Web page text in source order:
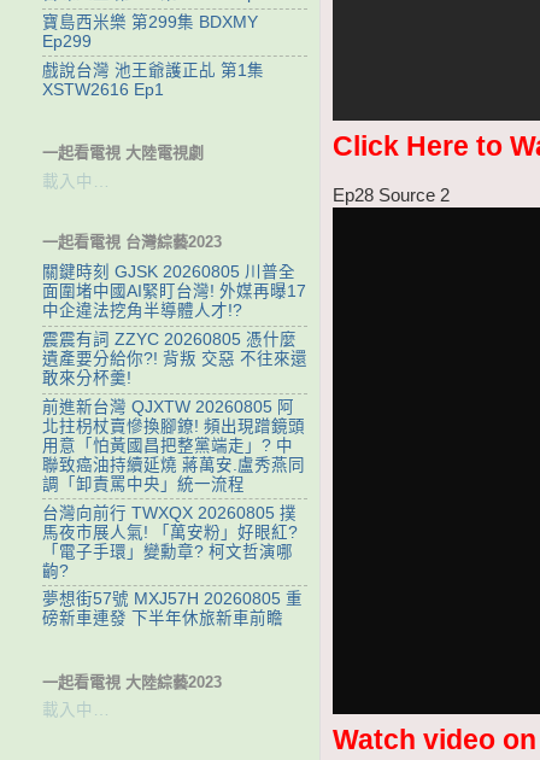
Click Here to
Ep28 Source 2
Watch video on
寶島西米樂 第299集 BDXMY
Ep299
戲說台灣 池王爺護正乩 第1集
XSTW2616 Ep1
一起看電視 大陸電視劇
載入中…
一起看電視 台灣綜藝2023
關鍵時刻 GJSK 20260805 川普全
面圍堵中國AI緊盯台灣! 外媒再曝17
中企違法挖角半導體人才!?
震震有詞 ZZYC 20260805 憑什麼
遺產要分給你?! 背叛 交惡 不往來還
敢來分杯羹!
前進新台灣 QJXTW 20260805 阿
北拄枴杖賣慘換腳鐐! 頻出現蹭鏡頭
用意「怕黃國昌把整黨端走」? 中
聯致癌油持續延燒 蔣萬安.盧秀燕同
調「卸責罵中央」統一流程
台灣向前行 TWXQX 20260805 撲
馬夜市展人氣! 「萬安粉」好眼紅?
「電子手環」變勳章? 柯文哲演哪
齣?
夢想街57號 MXJ57H 20260805 重
磅新車連發 下半年休旅新車前瞻
一起看電視 大陸綜藝2023
載入中…